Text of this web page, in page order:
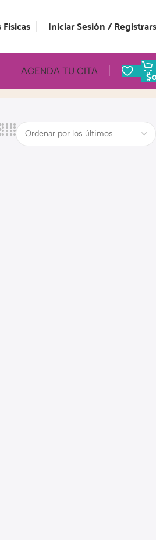
Iniciar Sesión /
AGENDA TU CITA $